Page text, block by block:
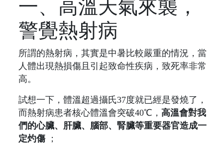
一、高溫天氣來襲，
警覺熱射病
所謂的熱射病，其實是中暑比較嚴重的情況，當
人體出現熱損傷且引起致命性疾病，致死率非常
高。
試想一下，體溫超過攝氏37度就已經是發燒了，
而熱射病患者核心體溫會突破40℃， 高溫會對我
們的心臟、肝臟、腦部、腎臟等重要器官造成一
定灼傷 ；